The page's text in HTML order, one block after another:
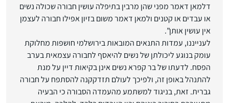
דלמאן דאמר מפני שהן מרבין בתיפלה עושין חבורה ‏שכולה נשים
או עבדים או קטנים ולמאן דאמר משום בזיון אפילו חבורה לעצמן
אין עושין אותן”.‏
לענייננו, עמדות התנאים המובאות בירושלמי חושפות מחלוקת
עומק בנוגע ליכולתן של נשים להיאסף לחבורה ‏עצמאית בערב
הפסח. לדעתו של בר קפרא נשים אינן בקיאות דיין על מנת
להתנהל באופן זה, ולפיכך לעולם ‏תזדקקנה להסתפח על חבורה
גברית. זאת, בניגוד למשתמע מהעמדה הסבורה כי הבעיה